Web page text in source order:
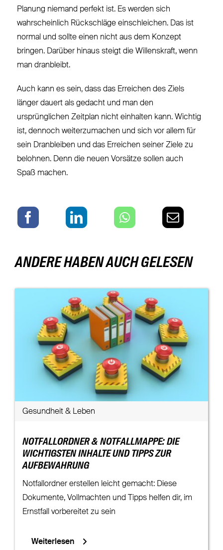
Planung niemand perfekt ist. Es werden sich
wahrscheinlich Rückschläge einschleichen. Das ist
normal und sollte einen nicht aus dem Konzept
bringen. Darüber hinaus steigt die Willenskraft, wenn
man dranbleibt.
Auch kann es sein, dass das Erreichen des Ziels
länger dauert als gedacht und man den
ursprünglichen Zeitplan nicht einhalten kann. Wichtig
ist, dennoch weiterzumachen und sich vor allem für
sein Dranbleiben und das Erreichen seiner Ziele zu
belohnen. Denn die neuen Vorsätze sollen auch
Spaß machen.
ANDERE HABEN AUCH GELESEN
Gesundheit & Leben
NOTFALLORDNER & NOTFALLMAPPE: DIE
WICHTIGSTEN INHALTE UND TIPPS ZUR
AUFBEWAHRUNG
Notfallordner erstellen leicht gemacht: Diese
Dokumente, Vollmachten und Tipps helfen dir, im
Ernstfall vorbereitet zu sein
Weiterlesen